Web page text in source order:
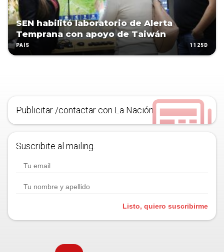
SEN habilitó laboratorio de Alerta
Temprana con apoyo de Taiwán
PAÍS 1125D
Publicitar /contactar con La Nación
Suscribite al mailing.
Listo, quiero suscribirme